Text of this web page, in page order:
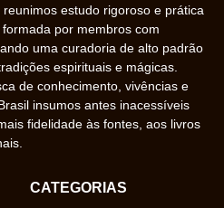
estudo rigoroso e prática
por membros com
uma curadoria de alto padrão
espirituais e mágicas.
de conhecimento, vivências e
insumos antes inacessíveis
fidelidade às fontes, aos livros
CATEGORIAS